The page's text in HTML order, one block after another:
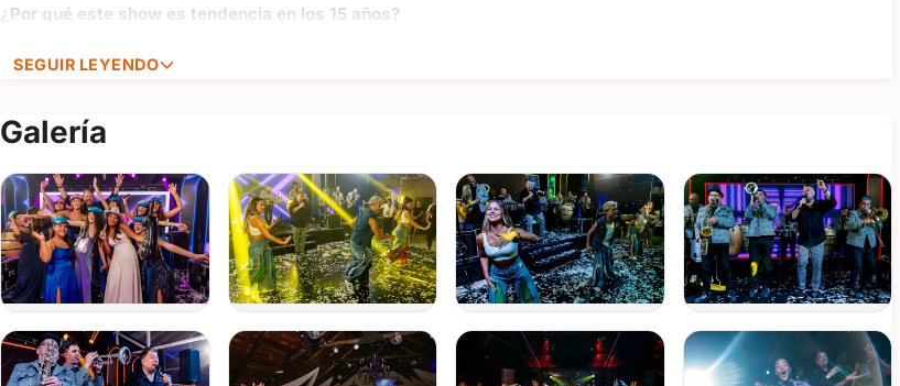
¿Por qué este show es tendencia en los 15 años?
creando momentos coordinados que quedan increíbles en tus Reels y TikToks.
dinámica constante, ideal para acompañar el cotillón luminoso y las fiestas temáticas de 15.
Diversión Asegurada:Los bailarines interactúan con tus amigos, logrando que hasta los más tímidos
se sumen a la animación para fiestas.
El momento más esperado:Transformá tu tanda de baile en un verdadero festival con la energía y
el despliegue de una banda con trayectoria internacional.
Tu cumple de 15 original empieza en Tu Fiesta
Si buscás ideas para 15 añosque realmente marquen la diferencia, el show de Los Fatales con su grupo de baile
es el "must-have" de la temporada. Es la mezcla perfecta de hits, carisma y una performance visual de primer nivel.
SEGUIR LEYENDO
Galería